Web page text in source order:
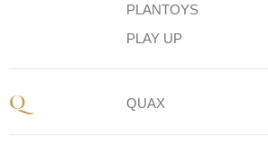
PLANTOYS
PLAY UP
Q QUAX